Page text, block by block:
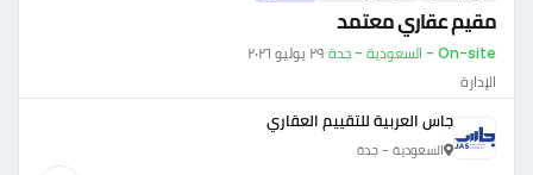
مقيم عقاري معتمد
On-site - السعودية - جدة ·٢٩ يوليو ٢٠٢٦
الإدارة
جاس العربية للتقييم العقاري
السعودية - جدة